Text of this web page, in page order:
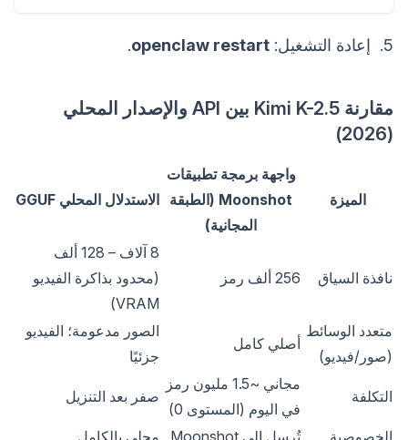
5. إعادة التشغيل: openclaw restart
.
مقارنة Kimi K-2.5 بين API والإصدار المحلي
(2026)
الميزة
واجهة برمجة تطبيقات
Moonshot (الطبقة
المجانية)
الاستدلال المحلي GGUF
نافذة السياق 256 ألف رمز
VRAM)
(صور/فيديو)
أصلي كامل
جزئيًا
التكلفة
في اليوم (المستوى 0)
صفر بعد التنزيل
الخصوصية تُرسل إلى Moonshot محلي بالكامل